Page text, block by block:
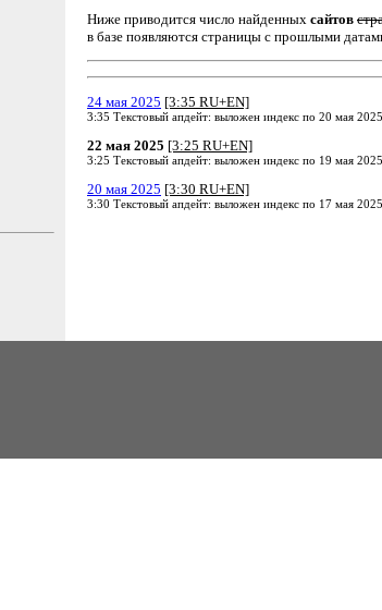
Ниже приводится число найденных сайтов
в базе появляются страницы с прошлыми
24 мая 2025 [3:35 RU+EN]
3:35 Текстовый апдейт: выложен индекс по 20 мая 2025
22 мая 2025 [3:25 RU+EN]
3:25 Текстовый апдейт: выложен индекс по 19 мая 2025
20 мая 2025 [3:30 RU+EN]
3:30 Текстовый апдейт: выложен индекс по 17 мая 2025